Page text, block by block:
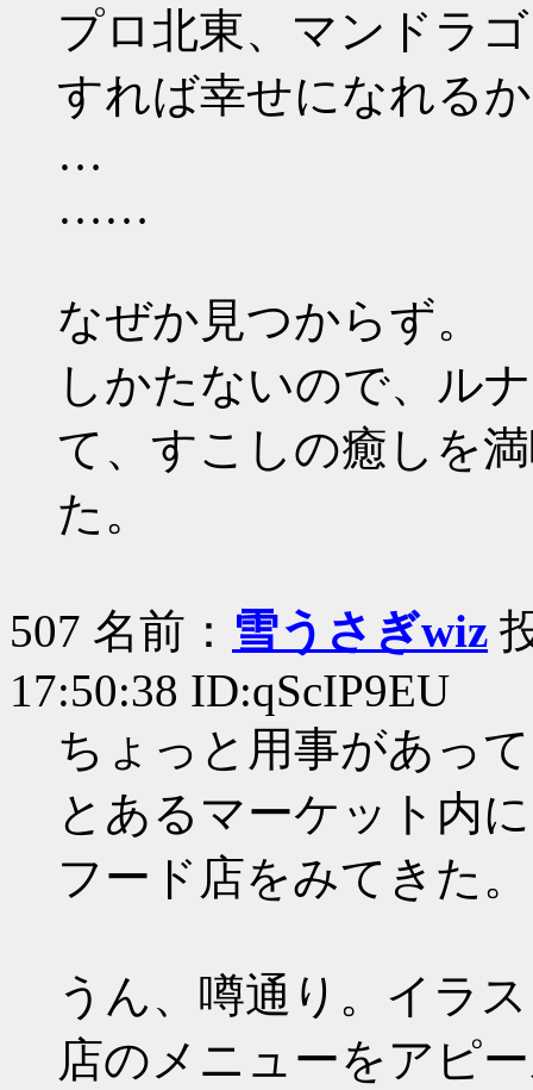
プロ北東、マンドラ
すれば幸せになれる
…
……
なぜか見つからず。
しかたないので、ル
て、すこしの癒しを
た。
507 名前： 雪うさぎwiz
17:50:38 ID:qScIP9EU
ちょっと用事があっ
とあるマーケット内
フード店をみてきた。
うん、噂通り。イラ
店のメニューをアピ